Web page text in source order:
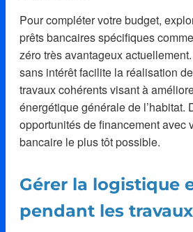
Pour compléter votre budget,
prêts bancaires spécifiques
zéro très avantageux
sans intérêt facilite la réalisation
travaux cohérents visant à
énergétique générale de l’habitat.
opportunités de financement avec
bancaire le plus tôt possible.
Gérer la logistique
pendant les travaux